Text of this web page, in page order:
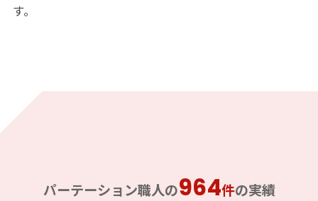
す。
パーテーション職人の964件の実績